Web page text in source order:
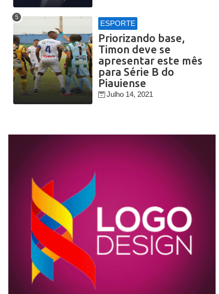
ESPORTE
Priorizando base,
Timon deve se
apresentar este mês
para Série B do
Piauiense
Julho 14, 2021